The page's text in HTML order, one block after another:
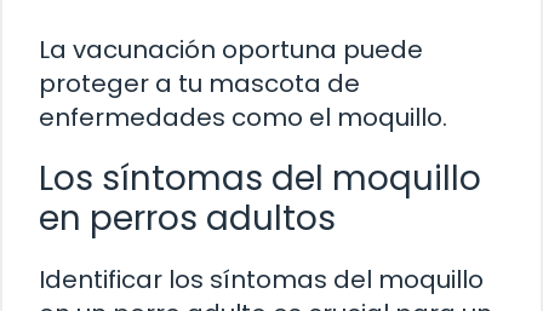
La vacunación oportuna puede
proteger a tu mascota de
enfermedades como el moquillo.
Los síntomas del moquillo
en perros adultos
Identificar los síntomas del moquillo